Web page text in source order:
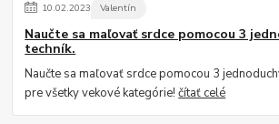
10.02.2023 Valentín
Naučte sa maľovať srdce pomocou 3
techník.
Naučte sa maľovať srdce pomocou 3
pre všetky vekové kategórie!čítať celé